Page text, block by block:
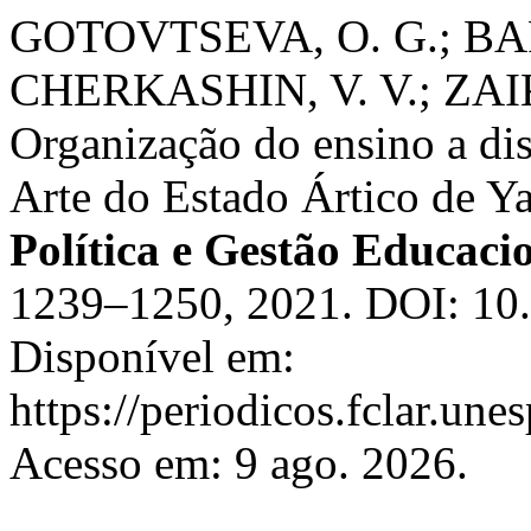
GOTOVTSEVA, O. G.;
CHERKASHIN, V. V.;
Organização do ensino a
Arte do Estado Ártico de
Política e Gestão
1239–1250, 2021. DOI:
Disponível em:
https://
Acesso em: 9 ago. 2026.